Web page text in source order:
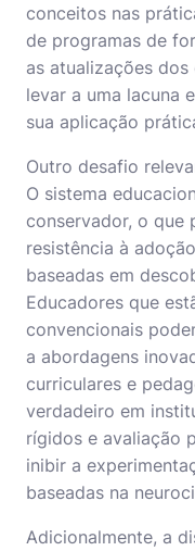
conceitos nas
de programas de
as atualizações
levar a uma lacuna
sua aplicação
Outro desafio
O sistema
conservador, o que
resistência à
baseadas em
Educadores que
convencionais
a abordagens
curriculares e
verdadeiro em
rígidos e avaliação
inibir a
baseadas na
Adicionalmente, a